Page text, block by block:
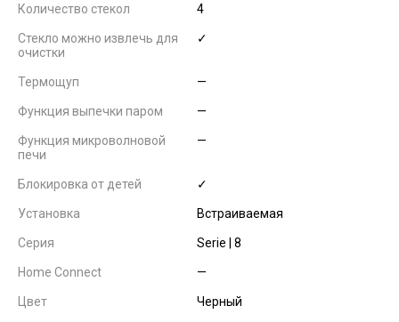
Количество стекол 4
Стекло можно извлечь для
очистки
✓
Термощуп —
Функция выпечки паром —
Функция микроволновой
печи
—
Блокировка от детей ✓
Установка Встраиваемая
Серия Serie | 8
Home Connect —
Цвет Черный